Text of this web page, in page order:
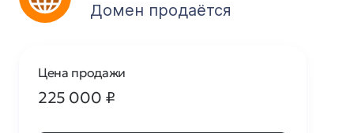
Домен продаётся
Цена продажи
225 000 ₽